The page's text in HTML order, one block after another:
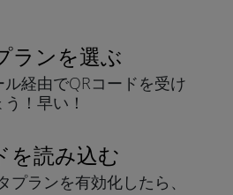
ランを選ぶ
経由でQRコードを受け
う！早い！
を読み込む
プランを有効化したら、